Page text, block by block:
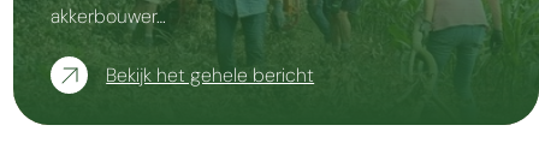
akkerbouwer…
Bekijk het gehele bericht